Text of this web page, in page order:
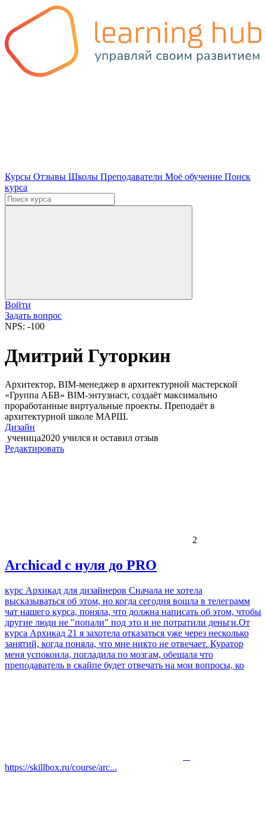
Курсы Отзывы Школы Преподаватели Моё обучение Поиск
курса
Войти
Задать вопрос
NPS: -100
Дмитрий Гуторкин
Архитектор, BIM-менеджер в архитектурной мастерской
«Группа АБВ» BIM-энтузиаст, создаёт максимально
проработанные виртуальные проекты. Преподаёт в
архитектурной школе МАРШ.
Дизайн
ученица2020 учился и оставил отзыв
Редактировать
2
Archicad с нуля до PRO
курс Архикад для дизайнеров Сначала не хотела
высказываться об этом, но когда сегодня вошла в телеграмм
чат нашего курса, поняла, что должна написать об этом, чтобы
другие люди не "попали" под это и не потратили деньги.От
курса Архикад 21 я захотела отказаться уже через несколько
занятий, когда поняла, что мне никто не отвечает. Куратор
меня успокоила, погладила по мозгам, обещала что
преподаватель в скайпе будет отвечать на мои вопросы, ко
https://skillbox.ru/course/arc...